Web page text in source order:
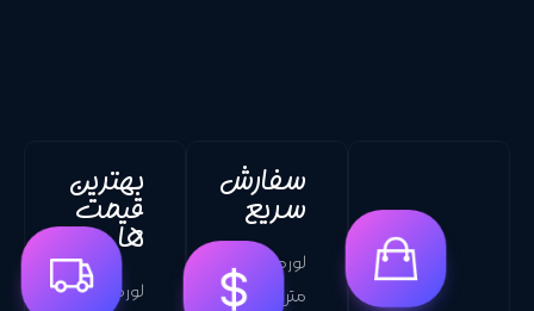
سریع
لورم ایوم
متن
بهترین
قیمت
ها
لورم ایوم
لورم
ایوم متن